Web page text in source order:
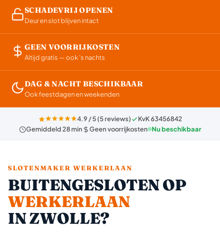
SCHADEVRIJ OPENEN
Deur en slot blijven intact
GEEN VOORRIJKOSTEN
Altijd gratis — ook 's nachts
DAG & NACHT BESCHIKBAAR
Ook feestdagen en weekenden
4.9 / 5 (5 reviews)
KvK 63456842
Gemiddeld 28 min
Geen voorrijkosten Nu beschikbaar
SLOTENMAKER WERKERLAAN
BUITENGESLOTEN OP
WERKERLAAN
IN ZWOLLE?